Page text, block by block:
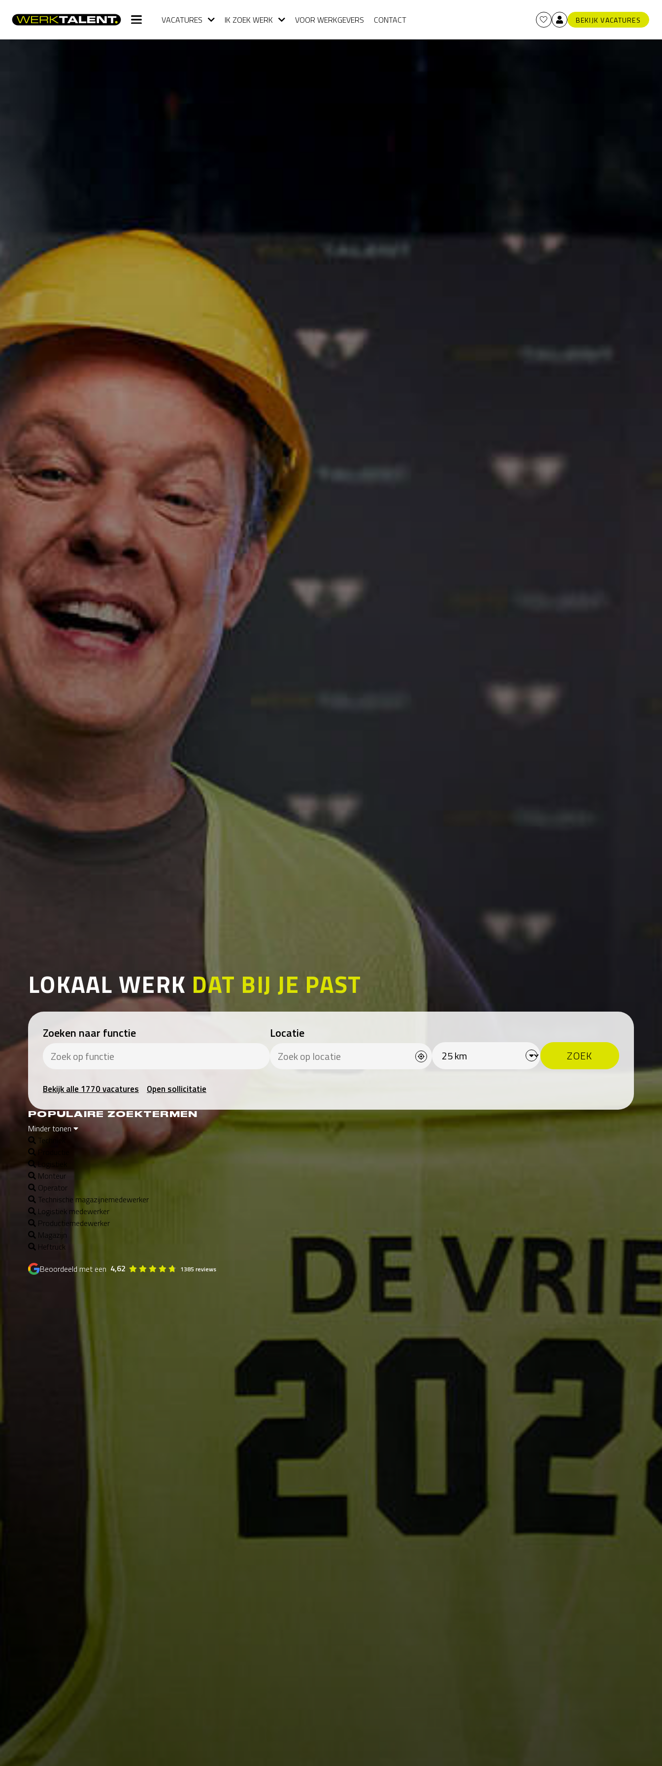
VACATURES IK ZOEK WERK VOOR WERKGEVERS CONTACT BEKIJK VACATURES
LOKAAL WERK DAT BIJ JE PAST
Zoeken naar functie Locatie
Bekijk alle 1770 vacatures Open sollicitatie
POPULAIRE ZOEKTERMEN
Minder tonen
Techniek
Productie
Logistiek
Monteur
Operator
Technische magazijnemedewerker
Logistiek medewerker
Productiemedewerker
Magazijn
Heftruck
Beoordeeld met een 4,62 1385 reviews